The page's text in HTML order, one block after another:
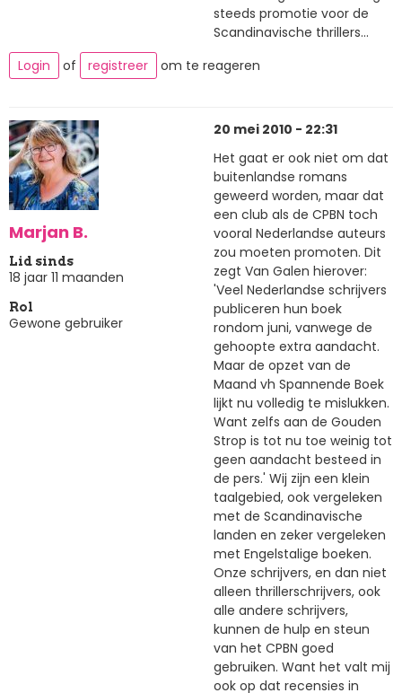
steeds promotie voor de
Scandinavische thrillers...
Login
of registreer om te reageren
Marjan B.
Lid sinds
18 jaar 11 maanden
Rol
Gewone gebruiker
20 mei 2010 - 22:31
Het gaat er ook niet om dat
buitenlandse romans
geweerd worden, maar dat
een club als de CPBN toch
vooral Nederlandse auteurs
zou moeten promoten. Dit
zegt Van Galen hierover:
'Veel Nederlandse schrijvers
publiceren hun boek
rondom juni, vanwege de
gehoopte extra aandacht.
Maar de opzet van de
Maand vh Spannende Boek
lijkt nu volledig te mislukken.
Want zelfs aan de Gouden
Strop is tot nu toe weinig tot
geen aandacht besteed in
de pers.' Wij zijn een klein
taalgebied, ook vergeleken
met de Scandinavische
landen en zeker vergeleken
met Engelstalige boeken.
Onze schrijvers, en dan niet
alleen thrillerschrijvers, ook
alle andere schrijvers,
kunnen de hulp en steun
van het CPBN goed
gebruiken. Want het valt mij
ook op dat recensies in